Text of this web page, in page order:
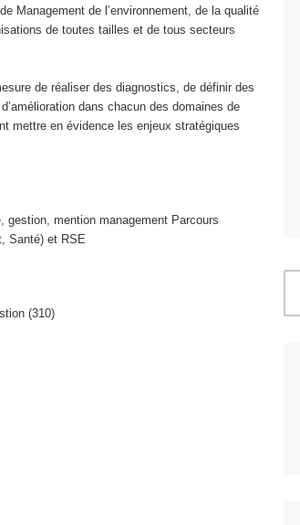
Management de l’environnement, de la qualité
de toutes tailles et de tous secteurs
de réaliser des diagnostics, de définir des
dans chacun des domaines de
mettre en évidence les enjeux stratégiques
gestion, mention management Parcours
Santé) et RSE
(310)